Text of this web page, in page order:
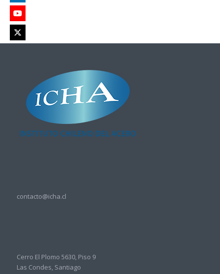
contacto@icha.cl
Cerro El Plomo 5630, Piso 9
Las Condes, Santiago